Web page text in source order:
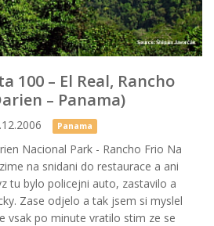
100 – El Real, Rancho
– Panama)
Panama
Nacional Park - Rancho Frio Na
na snidani do restaurace a ani
tu bylo policejni auto, zastavilo a
Zase odjelo a tak jsem si myslel
vsak po minute vratilo stim ze se